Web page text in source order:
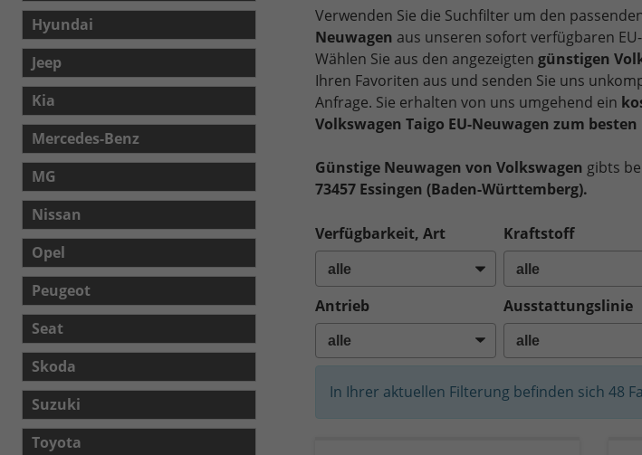
Verwenden Sie die Suchfilter um den
Neuwagen aus unseren sofort verfügbaren
Wählen Sie aus den angezeigten günstigen
Ihren Favoriten aus und senden Sie uns
Anfrage. Sie erhalten von uns umgehend ein
Volkswagen Taigo EU-Neuwagen zum besten
Günstige Neuwagen von Volkswagen gibts
73457 Essingen (Baden-Württemberg).
Verfügbarkeit, Art Kraftstoff
Antrieb Ausstattungslinie
In Ihrer aktuellen Filterung befinden sich 48
Hyundai
Jeep
Kia
Mercedes-Benz
MG
Nissan
Opel
Peugeot
Seat
Skoda
Suzuki
Toyota